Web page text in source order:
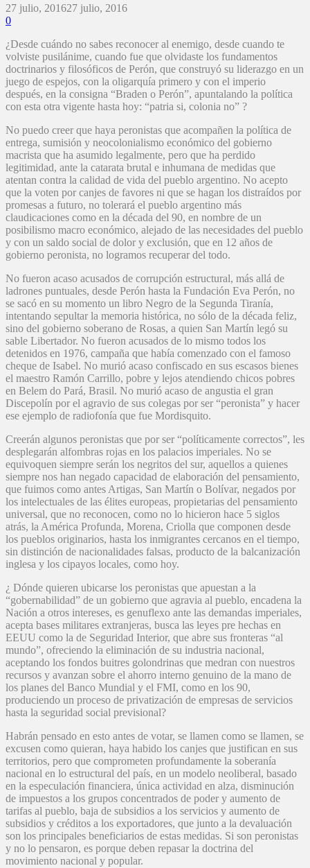
27 julio, 201627 julio, 2016
0
¿Desde cuándo no sabes reconocer al enemigo, desde cuando te
volviste pusilánime, cuando fue que olvidaste los fundamentos
doctrinarios y filosóficos de Perón, que construyó su liderazgo en un
juego de espejos, con la oligarquía primero y con el imperio
después, en la consigna “Braden o Perón”, apuntalando la política
con esta otra vigente hasta hoy: “patria si, colonia no” ?
No puedo creer que haya peronistas que acompañen la política de
entrega, sumisión y neocolonialismo económico del gobierno
macrista que ha asumido legalmente, pero que ha perdido
legitimidad, ante la catarata brutal e inhumana de medidas que
atentan contra la calidad de vida del pueblo argentino. No acepto
que la voten por canjes de favores ni que se hagan los distraídos por
promesas a futuro, no tolerará el pueblo argentino más
claudicaciones como en la década del 90, en nombre de un
posibilismo macro económico, alejado de las necesidades del pueblo
y con un saldo social de dolor y exclusión, que en 12 años de
gobierno peronista, no logramos recuperar del todo.
No fueron acaso acusados de corrupción estructural, más allá de
ladrones puntuales, desde Perón hasta la Fundación Eva Perón, no
se sacó en su momento un libro Negro de la Segunda Tiranía,
intentando sepultar la memoria histórica, no sólo de la década feliz,
sino del gobierno soberano de Rosas, a quien San Martín legó su
sable Libertador. No fueron acusados de lo mismo todos los
detenidos en 1976, campaña que había comenzado con el famoso
cheque de Isabel. No murió acaso confiscado en sus escasos bienes
el maestro Ramón Carrillo, pobre y lejos atendiendo chicos pobres
en Belem do Pará, Brasil. No murió acaso de angustia el gran
Discepolín por el agravio de sus colegas por ser “peronista” y hacer
ese ejemplo de radiofonía que fue Mordisquito.
Creerán algunos peronistas que por ser “políticamente correctos”, les
desplegarán alfombras rojas en los palacios imperiales. No se
equivoquen siempre serán los negritos del sur, aquellos a quienes
siempre nos han negado capacidad de elaboración del pensamiento,
que fuimos como antes Artigas, San Martín o Bolívar, negados por
los intelectuales de las élites europeas, propietarias del pensamiento
universal, que no reconocen, como no lo hicieron hace 5 siglos
atrás, la América Profunda, Morena, Criolla que componen desde
los pueblos originarios, hasta los inmigrantes cercanos en el tiempo,
sin distinción de nacionalidades falsas, producto de la balcanización
inglesa y los cipayos locales, como hoy.
¿ Dónde quieren ubicarse los peronistas que apuestan a la
“gobernabilidad” de un gobierno que agravia al pueblo, encadena la
Nación a otros intereses, es genuflexo ante las demandas imperiales,
acepta bases militares extranjeras, busca las leyes pre hechas en
EEUU como la de Seguridad Interior, que abre sus fronteras “al
mundo”, ofreciendo la eliminación de su industria nacional,
aceptando los fondos buitres golondrinas que medran con nuestros
recursos y avanzan sobre el ahorro interno genuino de la mano de
los planes del Banco Mundial y el FMI, como en los 90,
produciendo un proceso de privatización de empresas de servicios
hasta la seguridad social previsional?
Habrán pensado en esto antes de votar, se llamen como se llamen, se
excusen como quieran, haya habido los canjes que justifican en sus
territorios, pero que comprometen profundamente la soberanía
nacional en lo estructural del país, en un modelo neoliberal, basado
en la especulación financiera, única actividad en alza, disminución
de impuestos a los grupos concentrados de poder y aumento de
tarifas al pueblo, baja de subsidios a los servicios y aumento de
subsidios y créditos a los exportadores, que junto a la devaluación
son los principales beneficiarios de estas medidas. Si son peronistas
y no lo pensaron, es porque deben repasar la doctrina del
movimiento nacional y popular.